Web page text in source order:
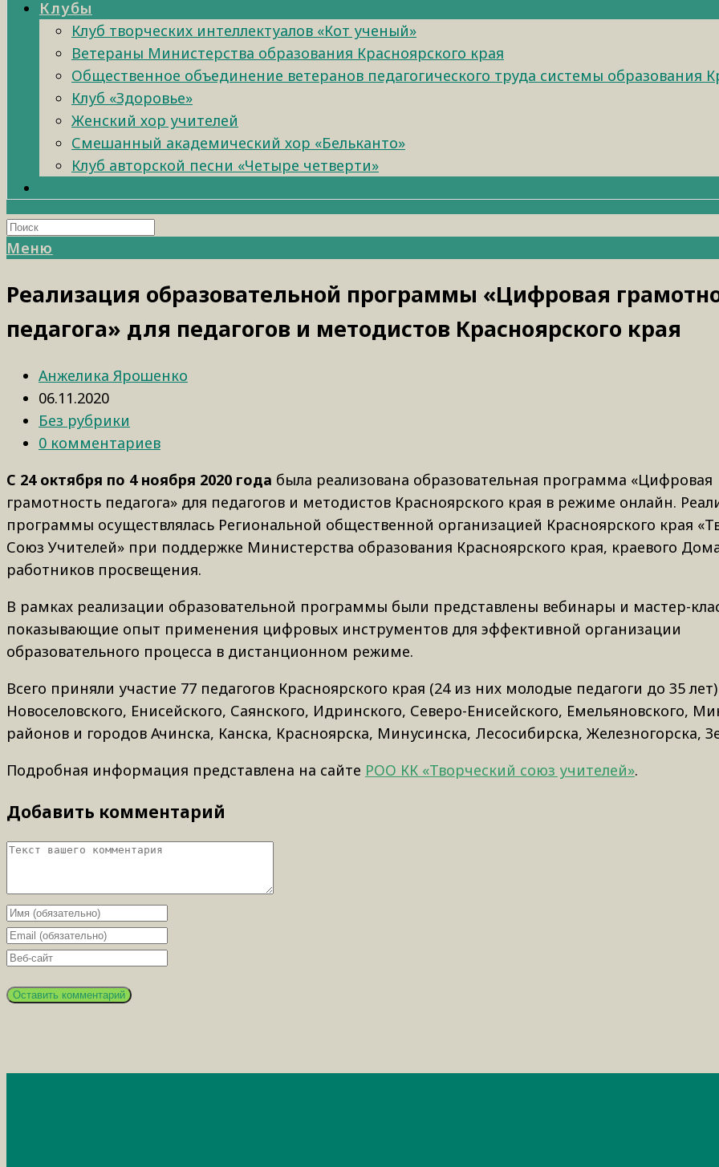
Клубы
Клуб творческих интеллектуалов «Кот ученый»
Ветераны Министерства образования Красноярского края
Общественное объединение ветеранов педагогического труда системы образования
Клуб «Здоровье»
Женский хор учителей
Смешанный академический хор «Бельканто»
Клуб авторской песни «Четыре четверти»
Меню
Реализация образовательной программы «Цифровая
педагога» для педагогов и методистов Красноярского края
Анжелика Ярошенко
06.11.2020
Без рубрики
0 комментариев
С 24 октября по 4 ноября 2020 года была реализована образовательная программа «Цифровая
грамотность педагога» для педагогов и методистов Красноярского края в режиме онлайн.
программы осуществлялась Региональной общественной организацией Красноярского края
Союз Учителей» при поддержке Министерства образования Красноярского края, краевого
работников просвещения.
В рамках реализации образовательной программы были представлены вебинары и мастер-
показывающие опыт применения цифровых инструментов для эффективной организации
образовательного процесса в дистанционном режиме.
Всего приняли участие 77 педагогов Красноярского края (24 из них молодые педагоги до 35
Новоселовского, Енисейского, Саянского, Идринского, Северо-Енисейского, Емельяновского,
районов и городов Ачинска, Канска, Красноярска, Минусинска, Лесосибирска, Железногорска,
Подробная информация представлена на сайте РОО КК «Творческий союз учителей».
Добавить комментарий